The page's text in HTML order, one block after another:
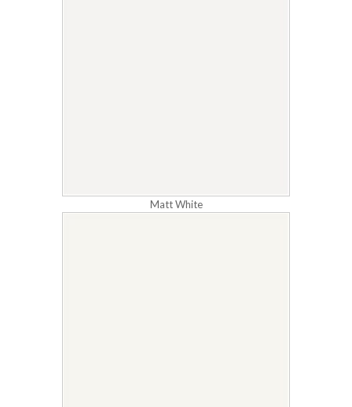
Matt White